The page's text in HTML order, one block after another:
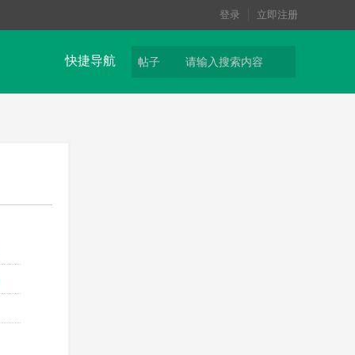
登录 立即注册
帖子
快捷导航